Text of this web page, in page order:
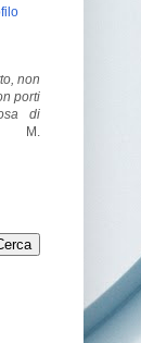
non
porti
di
M.